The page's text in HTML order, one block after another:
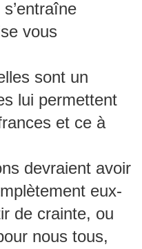
vous
sont un
lui permettent
et ce à
devraient avoir
eux-
de crainte, ou
nous tous,